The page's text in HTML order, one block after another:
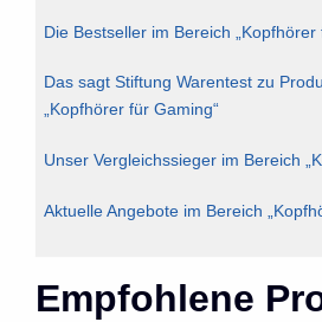
Die Bestseller im Bereich „Kopfhörer
Das sagt Stiftung Warentest zu
„Kopfhörer für Gaming“
Unser Vergleichssieger im Bereich
Aktuelle Angebote im Bereich
Empfohlene